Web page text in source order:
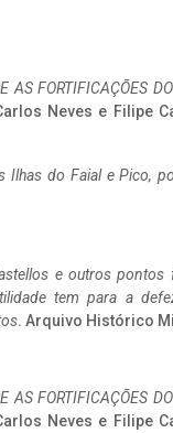
AS FORTIFICAÇÕES
Neves e Filipe
Ilhas do Faial e Pico,
e outros pontos
tem para a
. Arquivo Histórico
AS FORTIFICAÇÕES
Neves e Filipe